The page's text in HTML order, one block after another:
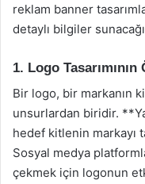
reklam banner
detaylı bilgiler
1. Logo Tasarımının
Bir logo, bir markanın
unsurlardan biridir.
hedef kitlenin markayı
Sosyal medya
çekmek için logonun